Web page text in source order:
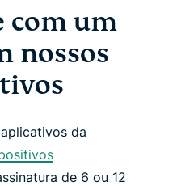
com um
nossos
da
de 6 ou 12